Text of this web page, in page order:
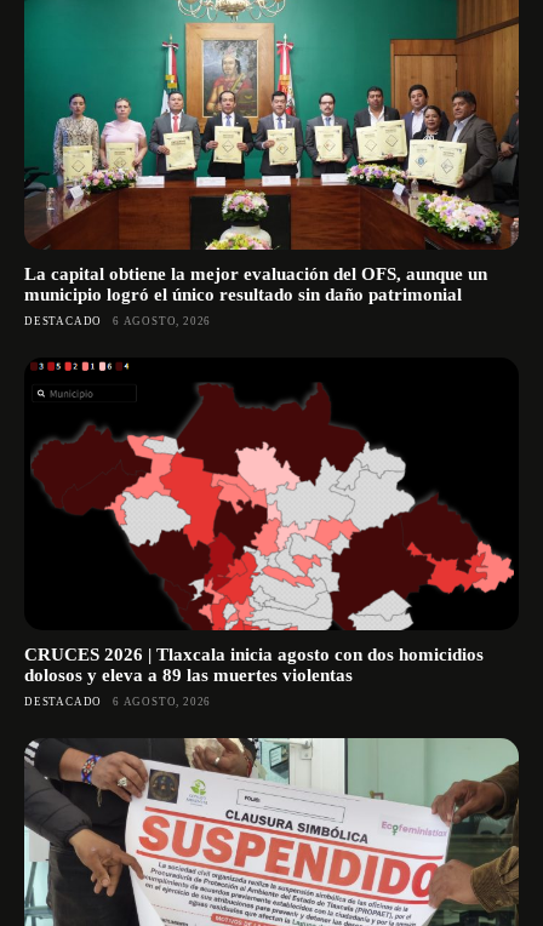
La capital obtiene la mejor evaluación del OFS, aunque un
municipio logró el único resultado sin daño patrimonial
DESTACADO 6 AGOSTO, 2026
CRUCES 2026 | Tlaxcala inicia agosto con dos homicidios
dolosos y eleva a 89 las muertes violentas
DESTACADO 6 AGOSTO, 2026